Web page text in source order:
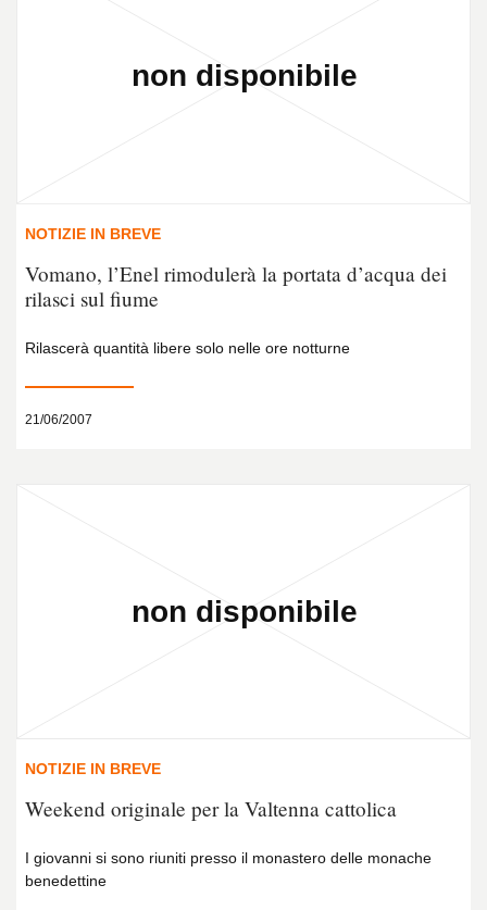
NOTIZIE IN BREVE
Vomano, l’Enel rimodulerà la portata d’acqua dei
rilasci sul fiume
Rilascerà quantità libere solo nelle ore notturne
21/06/2007
NOTIZIE IN BREVE
Weekend originale per la Valtenna cattolica
I giovanni si sono riuniti presso il monastero delle monache
benedettine